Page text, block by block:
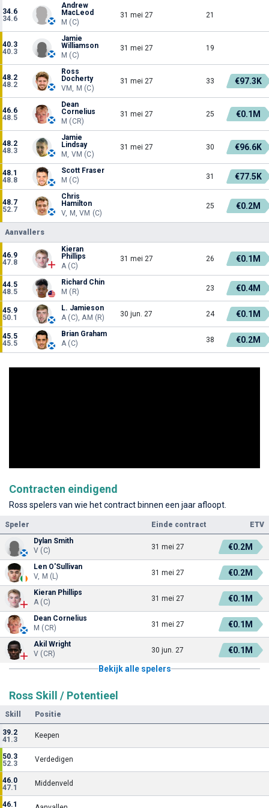
34.6
34.6
Andrew
MacLeod
M (C)
31 mei 27 21
40.3
40.3
Jamie
Williamson
M (C)
31 mei 27 19
48.2
48.2
Ross
Docherty
VM, M (C)
31 mei 27 33 €97.3K
46.6
48.5
Dean
Cornelius
M (CR)
31 mei 27 25 €0.1M
48.2
48.3
Jamie
Lindsay
M, VM (C)
31 mei 27 30 €96.6K
48.1
48.8
Scott Fraser
M (C)
31 €77.5K
48.7
52.7
Chris
Hamilton
V, M, VM (C)
25 €0.2M
Aanvallers
46.9
47.8
Kieran
Phillips
A (C)
31 mei 27 26 €0.1M
44.5
48.5
Richard Chin
M (R)
23 €0.4M
45.9
50.1
L. Jamieson
A (C), AM (R)
30 jun. 27 24 €0.1M
45.5
45.5
Brian Graham
A (C)
38 €0.2M
Contracten eindigend
Ross spelers van wie het contract binnen een jaar afloopt.
Speler Einde contract
ETV
Dylan Smith
V (C)
31 mei 27 €0.2M
Len O'Sullivan
V, M (L)
31 mei 27 €0.2M
Kieran Phillips
A (C)
31 mei 27 €0.1M
Dean Cornelius
M (CR)
31 mei 27 €0.1M
Akil Wright
V (CR)
30 jun. 27
€0.1M
Bekijk alle spelers
Ross Skill / Potentieel
Skill Positie
39.2
41.3
Keepen
50.3
52.3
Verdedigen
46.0
47.1
Middenveld
46.1